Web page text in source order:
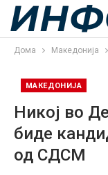
Дома Македонија
МАКЕДОНИЈА
Никој во
биде
од СДСМ